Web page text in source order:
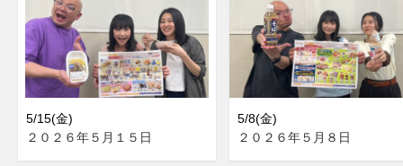
5/15(金)
２０２６年５月１５日
5/8(金)
２０２６年５月８日